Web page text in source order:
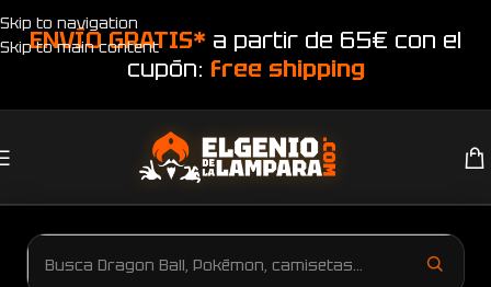
Skip to navigation
Skip to main content
ENVÍO GRATIS* a partir de 65€ con el
cupón: free shipping